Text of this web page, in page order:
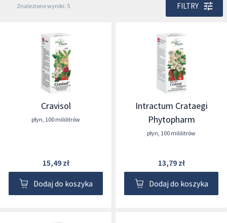
Znalezione wyniki: 5 FILTRY
Cravisol
płyn, 100 mililitrów
15,49 zł
Dodaj do koszyka
Intractum Crataegi
Phytopharm
płyn, 100 mililitrów
13,79 zł
Dodaj do koszyka